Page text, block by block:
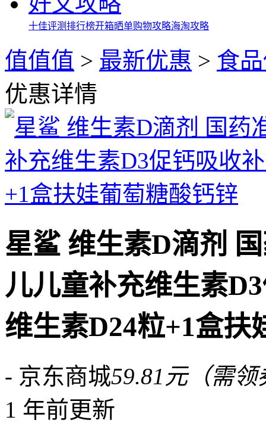
十佳评测排行榜开箱晒单购物攻略海淘攻略
值值值 > 最新优惠 > 食
优惠详情
星鲨 维生素D滴剂
儿儿童补充维生素
维生素D24粒+1盒扶
- 京东商城59.81元（需领
1 年前更新